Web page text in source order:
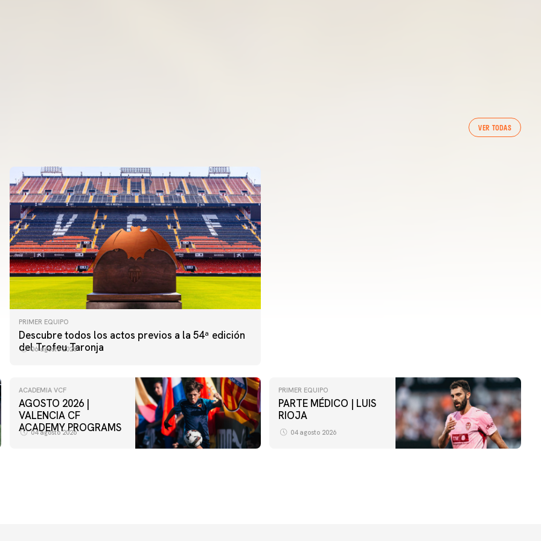
VER TODAS
PRIMER EQUIPO
Descubre todos los actos previos a la 54ª edición
del Trofeu Taronja
06 agosto 2026
ENTRENAMIENTO MATINAL DEL VALENCIA CF
ACADEMIA VCF
AGOSTO 2026 |
VALENCIA CF
ACADEMY PROGRAMS
04 agosto 2026
PRIMER EQUIPO
PARTE MÉDICO | LUIS
RIOJA
04 agosto 2026